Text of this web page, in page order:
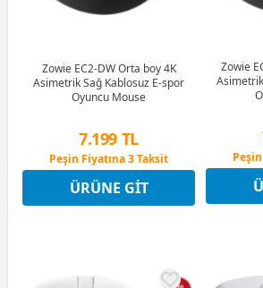
Zowie EC2-DW Orta boy 4K
Asimetrik Sağ Kablosuz E-spor
Oyuncu Mouse
7.199 TL
Peşin Fiyatına 3 Taksit
12 Ay x 847 TL taksitle
Peşin Fiyatına 3 Taksit
ÜRÜNE GIT
Zowie
Asimetrik
12